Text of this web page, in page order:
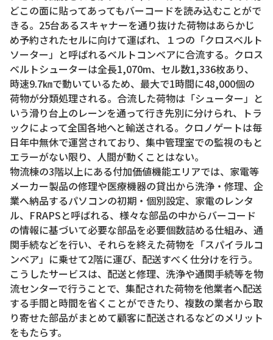
どこの面に貼ってあってもバーコードを読み込むことがで
きる。25台あるスキャナーを通り抜けた荷物はあらかじ
め予約されたセルに向けて運ばれ、１つの「クロスベルト
ソーター」と呼ばれるベルトコンベアに合流する。クロス
ベルトシューターは全長1,070m、セル数1,336枚あり、
時速9.7㎞で動いているため、最大で1時間に48,000個の
荷物が分類処理される。合流した荷物は「シューター」と
いう滑り台上のレーンを通って行き先別に分けられ、トラ
ックによって全国各地へと輸送される。クロノゲートは毎
日年中無休で運営されており、集中管理室での監視のもと
エラーがない限り、人間が動くことはない。
物流棟の3階以上にある付加価値機能エリアでは、家電等
メーカー製品の修理や医療機器の貸出から洗浄・修理、企
業へ納品するパソコンの初期・個別設定、家電のレンタ
ル、FRAPSと呼ばれる、様々な部品の中からバーコード
の情報に基づいて必要な部品を必要個数詰める仕組み、通
関手続などを行い、それらを終えた荷物を「スパイラルコ
ンベア」に乗せて2階に運び、配送すべく仕分けを行う。
こうしたサービスは、配送と修理、洗浄や通関手続等を物
流センターで行うことで、集配された荷物を他業者へ配送
する手間と時間を省くことができたり、複数の業者から取
り寄せた部品がまとめて顧客に配送されるなどのメリット
をもたらす。